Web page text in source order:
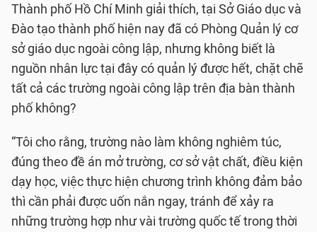
Thành phố Hồ Chí Minh giải thích, tại Sở Giáo dục và
Đào tạo thành phố hiện nay đã có Phòng Quản lý cơ
sở giáo dục ngoài công lập, nhưng không biết là
nguồn nhân lực tại đây có quản lý được hết, chặt chẽ
tất cả các trường ngoài công lập trên địa bàn thành
phố không?
“Tôi cho rằng, trường nào làm không nghiêm túc,
đúng theo đề án mở trường, cơ sở vật chất, điều kiện
dạy học, việc thực hiện chương trình không đảm bảo
thì cần phải được uốn nắn ngay, tránh để xảy ra
những trường hợp như vài trường quốc tế trong thời